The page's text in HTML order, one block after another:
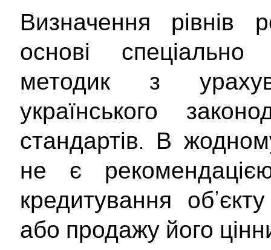
Визначення рівнів
основі спеціально
методик з
українського
стандартів. В
не є
кредитування
або продажу його